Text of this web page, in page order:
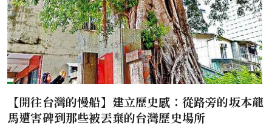
【開往台灣的慢船】建立歷史感：從路旁的坂本龍
馬遭害碑到那些被丟棄的台灣歷史場所